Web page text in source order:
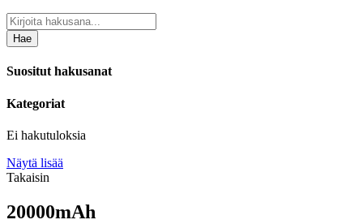
Hae
Suositut hakusanat
Kategoriat
Ei hakutuloksia
Näytä lisää
Takaisin
20000mAh